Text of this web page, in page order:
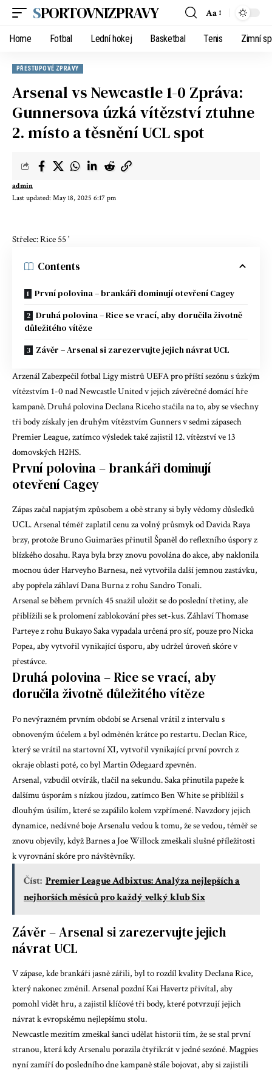
SPORTOVNIZPRAVY Aa
Home Fotbal Lední hokej Basketbal Tenis Zimní
PŘESTUPOVÉ ZPRÁVY
Arsenal vs Newcastle 1-0 Zpráva:
Gunnersova úzká vítězství ztuhne
2. místo a těsnění UCL spot
Last updated: May 18, 2025 6:17 pm
admin
Střelec: Rice 55 '
Contents
První polovina – brankáři dominují otevření Cagey
Druhá polovina – Rice se vrací, aby doručila životně
důležitého vítěze
Závěr – Arsenal si zarezervujte jejich návrat UCL
ArzenálZabezpečil fotbal Ligy mistrů UEFA pro příští sezónu s úzkým
vítězstvím 1-0 nad Newcastle United v jejich závěrečné domácí hře
kampaně. Druhá polovina Declana Riceho stačila na to, aby se všechny
tři body získaly jen druhým vítězstvím Gunners v sedmi zápasech
Premier League, zatímco výsledek také zajistil 12. vítězství ve 13
domovských H2HS.
První polovina – brankáři dominují
otevření Cagey
Zápas začal napjatým způsobem a obě strany si byly vědomy důsledků
UCL. Arsenal téměř zaplatil cenu za volný průsmyk od Davida Raya
brzy, protože Bruno Guimarães přinutil Španěl do reflexního úspory z
blízkého dosahu. Raya byla brzy znovu povolána do akce, aby naklonila
mocnou úder Harveyho Barnesa, než vytvořila další jemnou zastávku,
aby popřela záhlaví Dana Burna z rohu Sandro Tonali.
Arsenal se během prvních 45 snažil uložit se do poslední třetiny, ale
přiblížili se k prolomení zablokování přes set-kus. Záhlaví Thomase
Parteye z rohu Bukayo Saka vypadala určená pro síť, pouze pro Nicka
Popea, aby vytvořil vynikající úsporu, aby udržel úroveň skóre v
přestávce.
Druhá polovina – Rice se vrací, aby
doručila životně důležitého vítěze
Po nevýrazném prvním období se Arsenal vrátil z intervalu s
obnoveným účelem a byl odměněn krátce po restartu. Declan Rice,
který se vrátil na startovní XI, vytvořil vynikající první povrch z
okraje oblasti poté, co byl Martin Ødegaard zpevněn.
Arsenal, vzbudil otvírák, tlačil na sekundu. Saka přinutila papeže k
dalšímu úsporám s nízkou jízdou, zatímco Ben White se přiblížil s
dlouhým úsilím, které se zapálilo kolem vzpřímené. Navzdory jejich
dynamice, nedávné boje Arsenalu vedou k tomu, že se vedou, téměř se
znovu objevily, když Barnes a Joe Willock zmeškali slušné příležitosti
k vyrovnání skóre pro návštěvníky.
Číst: Premier League Adbixtus: Analýza nejlepších a
nejhorších měsíců pro každý velký klub Six
Závěr – Arsenal si zarezervujte jejich
návrat UCL
V zápase, kde brankáři jasně zářili, byl to rozdíl kvality Declana Rice,
který nakonec změnil. Arsenal pozdní Kai Havertz přivítal, aby
pomohl vidět hru, a zajistil klíčové tři body, které potvrzují jejich
návrat k evropskému nejlepšímu stolu.
Newcastle mezitím zmeškal šanci udělat historii tím, že se stal první
stranou, která kdy Arsenalu porazila čtyřikrát v jedné sezóně. Magpies
nyní zamíří do posledního dne kampaně stále bojovat, aby si zajistili